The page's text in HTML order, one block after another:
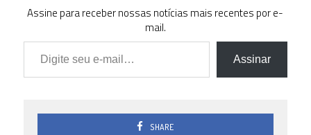
Assine para receber nossas notícias mais recentes por e-
mail.
Digite seu e-mail…
Assinar
SHARE